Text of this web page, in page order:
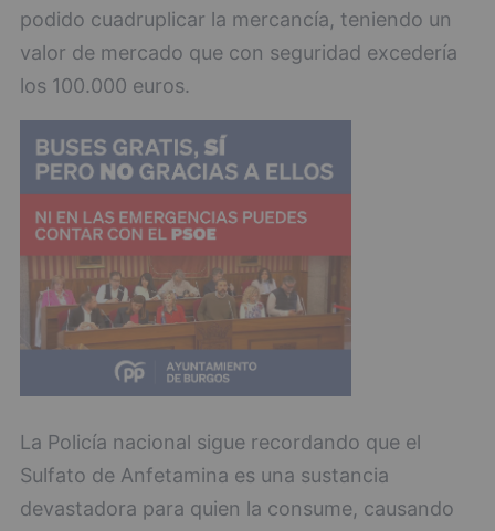
podido cuadruplicar la mercancía, teniendo un
valor de mercado que con seguridad excedería
los 100.000 euros.
La Policía nacional sigue recordando que el
Sulfato de Anfetamina es una sustancia
devastadora para quien la consume, causando